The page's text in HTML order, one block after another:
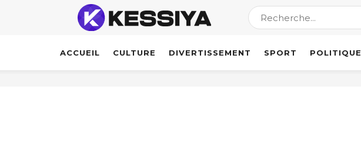
ACCUEIL CULTURE DIVERTISSEMENT SPORT POLITIQUE